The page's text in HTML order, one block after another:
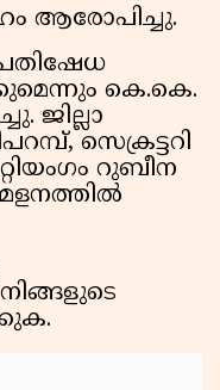
ആരോപിച്ചു.
കെ.കെ.
ജില്ലാ
സെക്രട്ടറി
റുബീന